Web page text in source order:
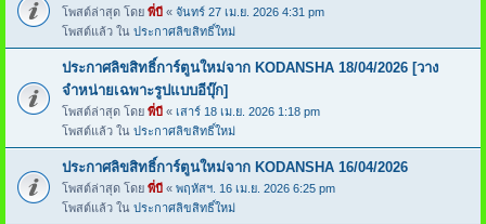
โพสต์ล่าสุด โดย พี่บี « จันทร์ 27 เม.ย. 2026 4:31 pm
โพสต์แล้ว ใน ประกาศลิขสิทธิ์ใหม่
ประกาศลิขสิทธิ์การ์ตูนใหม่จาก KODANSHA 18/04/2026 [วาง
จำหน่ายเฉพาะรูปแบบอีบุ๊ก]
โพสต์ล่าสุด โดย พี่บี « เสาร์ 18 เม.ย. 2026 1:18 pm
โพสต์แล้ว ใน ประกาศลิขสิทธิ์ใหม่
ประกาศลิขสิทธิ์การ์ตูนใหม่จาก KODANSHA 16/04/2026
โพสต์ล่าสุด โดย พี่บี « พฤหัสฯ. 16 เม.ย. 2026 6:25 pm
โพสต์แล้ว ใน ประกาศลิขสิทธิ์ใหม่